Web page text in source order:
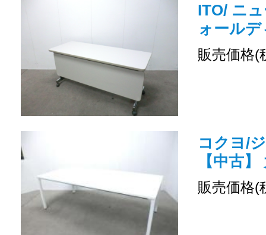
ITO/ ニ
ォール
販売価格(
コクヨ/
【中古
販売価格(